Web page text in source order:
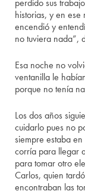
perdido sus
historias, y en ese
encendió y
no tuviera nada”,
Esa noche no
ventanilla le
porque no tenía
Los dos años
cuidarlo pues no
siempre estaba
corría para llegar
para tomar otro
Carlos, quien
encontraban las